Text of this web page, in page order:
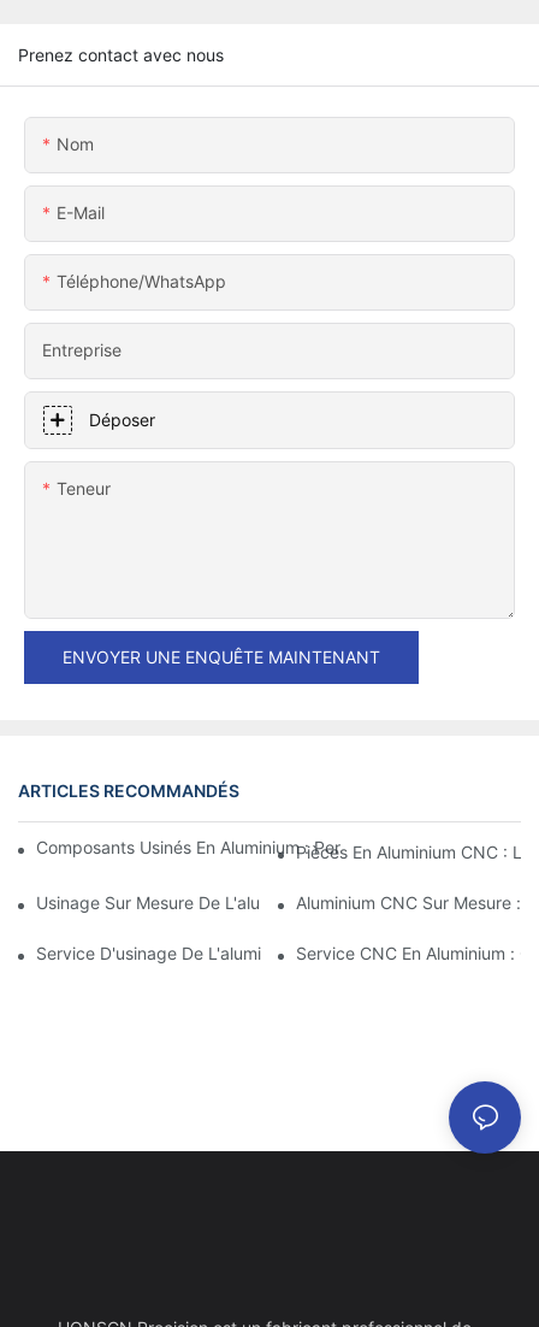
Prenez contact avec nous
Nom
E-Mail
Téléphone/WhatsApp
Entreprise
Déposer
Teneur
ENVOYER UNE ENQUÊTE MAINTENANT
ARTICLES RECOMMANDÉS
Composants Usinés En Aluminium : Personnalisation Pour Les
Pièces En Aluminium CNC :
Usinage Sur Mesure De L'aluminium : Découverte Des
Aluminium CNC Sur Mesure :
Service D'usinage De L'aluminium : Gestion De Projet Complète
Service CNC En Aluminium :